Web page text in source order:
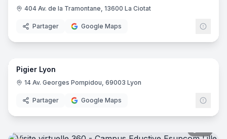
404 Av. de la Tramontane, 13600 La Ciotat
Partager Google Maps
69
Pigier Lyon
14 Av. Georges Pompidou, 69003 Lyon
Partager Google Maps